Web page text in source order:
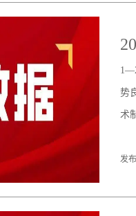
势
术
发